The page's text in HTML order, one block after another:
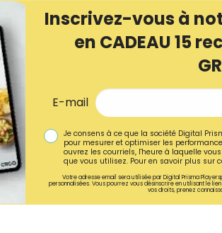
Inscrivez-vous à
en CADEAU 15
E-mail
Je consens à ce que la société Digital
pour mesurer et optimiser les
ouvrez les courriels, l'heure à laquelle
que vous utilisez. Pour en savoir plus sur
Votre adresse email sera utilisée par Digital Prisma
personnalisées. Vous pourrez vous désinscrire en utilisant le
vos droits, prenez